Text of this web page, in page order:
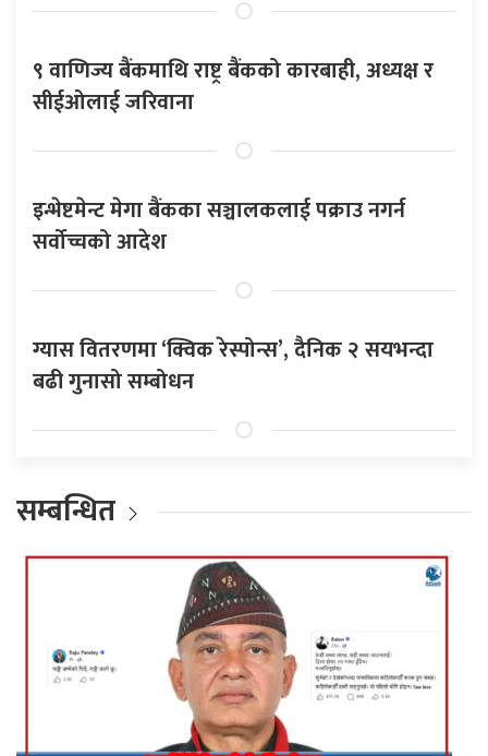
९ वाणिज्य बैंकमाथि राष्ट्र बैंकको कारबाही, अध्यक्ष र
सीईओलाई जरिवाना
इन्भेष्टमेन्ट मेगा बैंकका सञ्चालकलाई पक्राउ नगर्न
सर्वोच्चको आदेश
ग्यास वितरणमा ‘क्विक रेस्पोन्स’, दैनिक २ सयभन्दा
बढी गुनासो सम्बोधन
सम्बन्धित